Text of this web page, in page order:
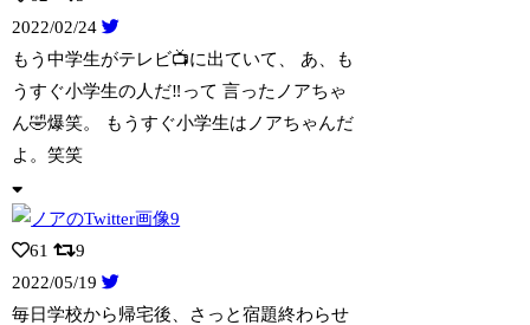
2022/02/24
もう中学生がテレビ📺に出ていて、 あ、も
うすぐ小学生の人だ‼️って 言ったノアち ゃ
ん🤣爆笑。 もうすぐ小学生はノアちゃんだ
よ。笑笑
61
9
2022/05/19
毎日学校から帰宅後、さっと宿題終わらせ